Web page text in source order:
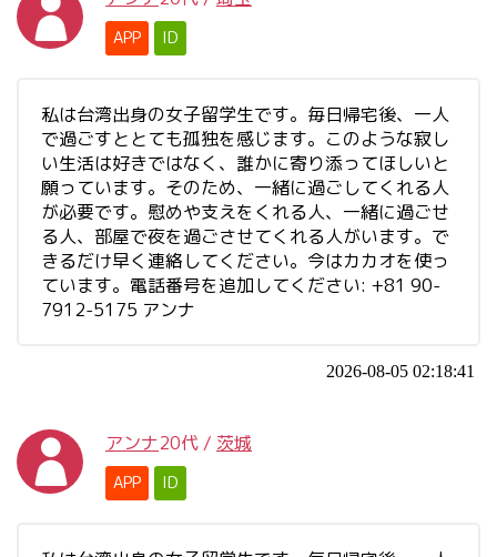
APP ID
私は台湾出身の女子留学生です。毎日帰宅後、一人
で過ごすととても孤独を感じます。このような寂し
い生活は好きではなく、誰かに寄り添ってほしいと
願っています。そのため、一緒に過ごしてくれる人
が必要です。慰めや支えをくれる人、一緒に過ごせ
る人、部屋で夜を過ごさせてくれる人がいます。で
きるだけ早く連絡してください。今はカカオを使っ
ています。電話番号を追加してください: +81 90-
7912-5175 アンナ
2026-08-05 02:18:41
アンナ20代 / 茨城
APP ID